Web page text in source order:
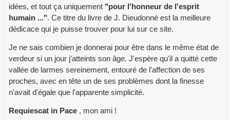
idées, et tout ça uniquement "pour l'honneur de l'esprit
humain ...". Ce titre du livre de J. Dieudonné est la meilleure
dédicace qui je puisse trouver pour lui sur ce site.
Je ne sais combien je donnerai pour être dans le même état de
verdeur si un jour j'atteints son âge. J'espère qu'il a quitté cette
vallée de larmes sereinement, entouré de l'affection de ses
proches, avec en tête un de ses problèmes dont la finesse
n'avait d'égale que l'apparente simplicité.
Requiescat in Pace , mon ami !